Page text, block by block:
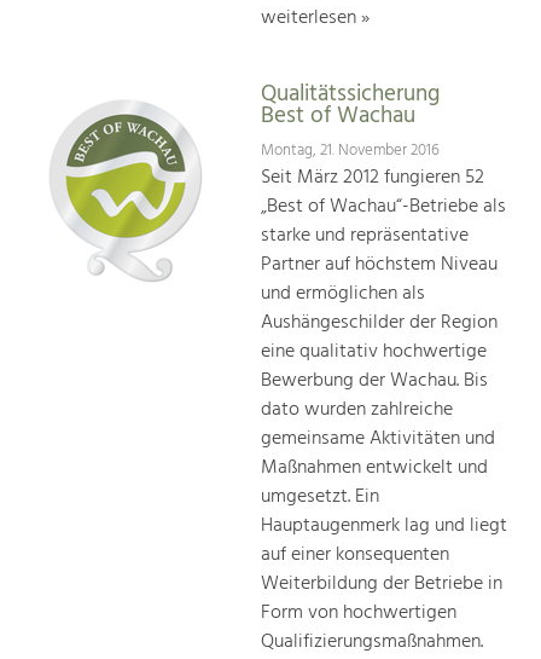
weiterlesen »
Qualitätssicherung
Best of Wachau
Montag, 21. November 2016
Seit März 2012 fungieren 52
„Best of Wachau“-Betriebe als
starke und repräsentative
Partner auf höchstem Niveau
und ermöglichen als
Aushängeschilder der Region
eine qualitativ hochwertige
Bewerbung der Wachau. Bis
dato wurden zahlreiche
gemeinsame Aktivitäten und
Maßnahmen entwickelt und
umgesetzt. Ein
Hauptaugenmerk lag und liegt
auf einer konsequenten
Weiterbildung der Betriebe in
Form von hochwertigen
Qualifizierungsmaßnahmen.